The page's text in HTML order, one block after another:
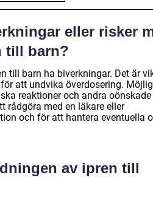
eller risker
till barn?
till barn ha biverkningar. Det är
att undvika överdosering.
reaktioner och andra oönskade
rådgöra med en läkare eller
och för att hantera eventuella
av ipren till